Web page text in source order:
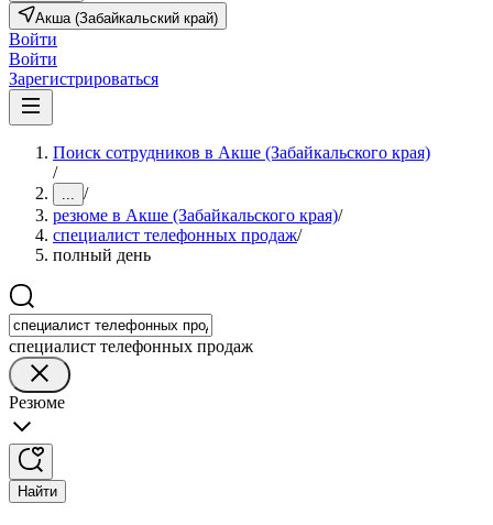
Акша (Забайкальский край)
Войти
Войти
Зарегистрироваться
Поиск сотрудников в Акше (Забайкальского края)
/
... /
резюме в Акше (Забайкальского края)/
специалист телефонных продаж/
полный день
специалист телефонных продаж
Резюме
Найти